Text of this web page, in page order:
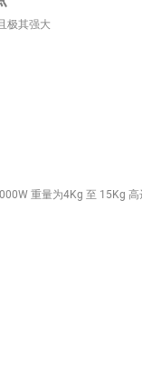
极其强大
重量为4Kg 至 15Kg